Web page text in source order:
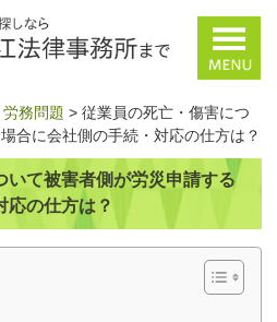
労務問題 >従業員の死亡・傷害につ
合に会社側の手続・対応の仕方は？
いて被害者側が労災申請する
応の仕方は？